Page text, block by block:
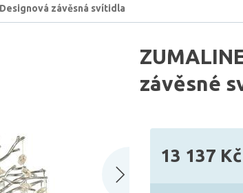
Designová závěsná svítidla
závěsné
13 137 Kč